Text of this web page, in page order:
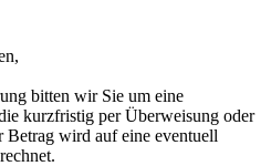
bitten wir Sie um eine
kurzfristig per Überweisung oder
Betrag wird auf eine eventuell